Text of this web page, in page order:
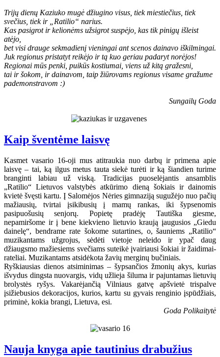
Trijų dienų Kaziuko mugė džiugino visus, tiek miestiečius, tiek
svečius, tiek ir „Ratilio“ narius.
Kas pasigrot ir kelionėms užsigrot suspėjo, kas tik pinigų išleist
atėjo,
bet visi drauge sekmadienį vieningai ant scenos dainavo iškilmingai.
Juk regionus pristatyt reikėjo ir tą kuo geriau padaryt norėjos!
Regionai mūs penki, puikūs kostiumai, viens už kitą gražesni,
tai ir šokom, ir dainavom, taip žiūrovams regionus visame gražume
pademonstravom :)
Sungailų Goda
Kaip šventėme laisvę
Kasmet vasario 16-oji mus atitraukia nuo darbų ir primena apie
laisvę – tai, ką ilgus metus tauta siekė turėti ir ką šiandien turime
branginti labiau už viską. Tradicijas puoselėjantis ansamblis
„Ratilio“ Lietuvos valstybės atkūrimo dieną šokiais ir dainomis
kvietė švęsti kartu. Į Salomėjos Nėries gimnaziją sugužėjo nuo pačių
mažiausių, tvirtai įsikibusių į mamų rankas, iki šypsenomis
pasipuošusių senjorų. Popietę pradėję Tautiška giesme,
nepamiršome ir į bene kiekvieno lietuvio kraują įaugusios „Giedu
dainelę“, bendrame rate šokome sutartines, o, šauniems „Ratilio“
muzikantams užgrojus, sėdėti vietoje neleido ir ypač daug
džiaugsmo mažiesiems svečiams suteikė įvairiausi šokiai ir žaidimai-
rateliai. Muzikantams atsidėkota žavių merginų bučiniais.
Ryškiausias dienos atsiminimas – šypsančios žmonių akys, kurias
išvydus dingsta nuovargis, vidų užlieja šiluma ir pajuntamas lietuvių
brolystės ryšys. Vakarėjančią Vilniaus gatvę apšvietė trispalve
įsižiebusios dekoracijos, kurios, kartu su gyvais renginio įspūdžiais,
priminė, kokia brangi, Lietuva, esi.
Goda Polikaitytė
Nauja knyga apie tautinius drabužius